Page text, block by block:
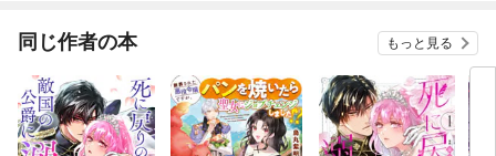
同じ作者の本 もっと見る